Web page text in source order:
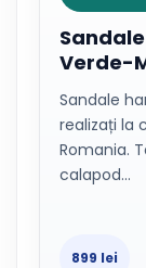
Verde-
Sandale
realizați la
Romania.
calapod…
899 lei